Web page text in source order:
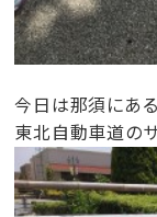
今日は那須にある
東北自動車道のサ